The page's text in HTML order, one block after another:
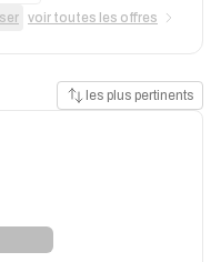
voir toutes les offres
les plus pertinents